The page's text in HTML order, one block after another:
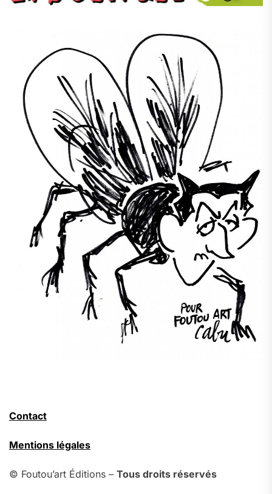
Contact
Mentions légales
© Foutou’art Éditions – Tous droits réservés